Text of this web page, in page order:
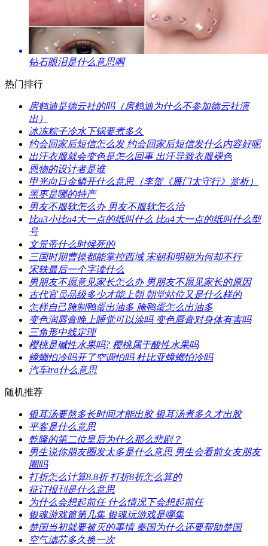
​钻石眼泪是什么意思啊
热门排行
​房鹤迪是德云社的吗（房鹤迪为什么不参加德云社演
出）
​冰冻粽子冷水下锅要煮多久
​约会回家后短信怎么发 约会回家后短信发什么内容好呢
​出汗衣服就会变色是怎么回事 出汗导致衣服褪色
​恩物的设计者是谁
​甲光向日金鳞开什么意思（李贺《雁门太守行》赏析）
​黑枣是哪的特产
​男友不服软怎么办 男友不服软怎么治
​比a3小比a4大一点的纸叫什么 比a4大一点的纸叫什么型
号
​文景帝什么时候死的
​三国时期曹操都能掌控西域 宋朝和明朝为何却不行
​宋轶最后一个字读什么
​男朋友不愿意见家长怎么办 男朋友不愿见家长的原因
​古代官员品级多少才能上朝 朝堂站位又是什么样的
​怎样自己腌制鸭蛋出油多 腌鸭蛋怎么出油多
​变色润唇膏晚上睡觉可以涂吗 变色唇膏对身体有害吗
​三角形中线定理
​樱桃是碱性水果吗? 樱桃属于酸性水果吗
​蟑螂怕冷吗开了空调怕吗 杜比亚蟑螂怕冷吗
​汽车tra什么意思
随机推荐
​银耳汤要熬多长时间才能出胶 银耳汤煮多久才出胶
​平客是什么意思
​乾隆的第二位皇后为什么那么悲剧？
​男生说你朋友圈发太多是什么意思 男生会看前女友朋友
圈吗
​打折怎么计算8.8折 打折8折怎么算的
​征订报刊是什么意思
​为什么会想起前任 什么情况下会想起前任
​银魂游戏篇第几集 银魂玩游戏是哪集
​楚国当初就要被灭的事情 秦国为什么还要帮助楚国
​空气滤芯多久换一次